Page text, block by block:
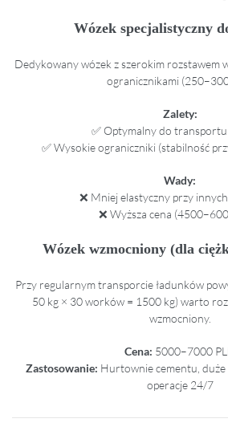
Wózek specjalistyczny
Dedykowany wózek z szerokim rozstawem
ogranicznikami
Zalety:
✅ Optymalny do
✅ Wysokie ograniczniki (stabilność
Wady:
❌ Mniej elastyczny przy
❌ Wyższa cena
Wózek wzmocniony (dla
Przy regularnym transporcie ładunków
50 kg × 30 worków = 1500 kg) warto
wzmocniony.
Cena: 5000–7000
Zastosowanie: Hurtownie cementu, duże
operacje 24/7